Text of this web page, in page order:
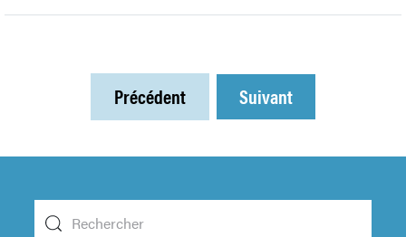
Précédent Suivant